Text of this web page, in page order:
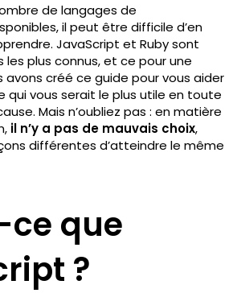
de langages de
il peut être difficile d’en
JavaScript et Ruby sont
les plus connus, et ce pour une
avons créé ce guide pour vous aider
qui vous serait le plus utile en toute
Mais n’oubliez pas : en matière
il n’y a pas de mauvais choix,
différentes d’atteindre le même
ce que
?